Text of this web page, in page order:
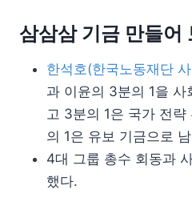
삼삼삼 기금 만들어
한석호(한국노동재단
과 이윤의 3분의 1을
고 3분의 1은 국가 전
의 1은 유보 기금으로
4대 그룹 총수 회동과
했다.